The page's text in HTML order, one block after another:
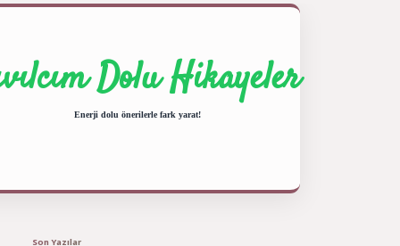
Dolu Hikayeler
Enerji dolu önerilerle fark yarat!
Son Yazılar